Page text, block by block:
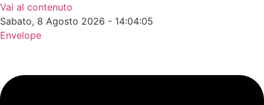
Vai al contenuto
Sabato, 8 Agosto 2026 - 14:04:06
Envelope